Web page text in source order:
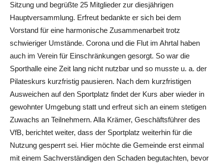
Sitzung und begrüßte 25 Mitglieder zur diesjährigen
Hauptversammlung. Erfreut bedankte er sich bei dem
Vorstand für eine harmonische Zusammenarbeit trotz
schwieriger Umstände. Corona und die Flut im Ahrtal haben
auch im Verein für Einschränkungen gesorgt. So war die
Sporthalle eine Zeit lang nicht nutzbar und so musste u. a. der
Pilateskurs kurzfristig pausieren. Nach dem kurzfristigen
Ausweichen auf den Sportplatz findet der Kurs aber wieder in
gewohnter Umgebung statt und erfreut sich an einem stetigen
Zuwachs an Teilnehmern. Alla Krämer, Geschäftsführer des
VfB, berichtet weiter, dass der Sportplatz weiterhin für die
Nutzung gesperrt sei. Hier möchte die Gemeinde erst einmal
mit einem Sachverständigen den Schaden begutachten, bevor